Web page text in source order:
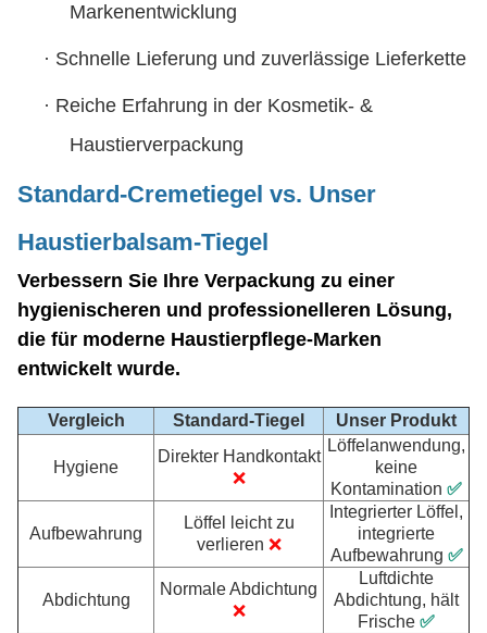
Markenentwicklung
· Schnelle Lieferung und zuverlässige Lieferkette
· Reiche Erfahrung in der Kosmetik- &
Haustierverpackung
Standard-Cremetiegel vs. Unser
Haustierbalsam-Tiegel
Verbessern Sie Ihre Verpackung zu einer
hygienischeren und professionelleren Lösung,
die für moderne Haustierpflege-Marken
entwickelt wurde.
Vergleich Standard-Tiegel Unser Produkt
Hygiene
Direkter Handkontakt
❌
Löffelanwendung,
keine
Kontamination ✅
Aufbewahrung
Löffel leicht zu
verlieren ❌
Integrierter Löffel,
integrierte
Aufbewahrung ✅
Abdichtung
Normale Abdichtung
❌
Luftdichte
Abdichtung, hält
Frische ✅